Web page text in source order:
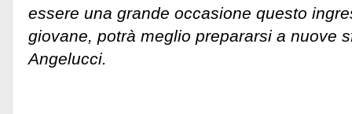
essere una grande occasione questo
giovane, potrà meglio prepararsi a nuove
Angelucci.